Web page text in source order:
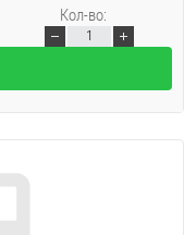
Кол-во: